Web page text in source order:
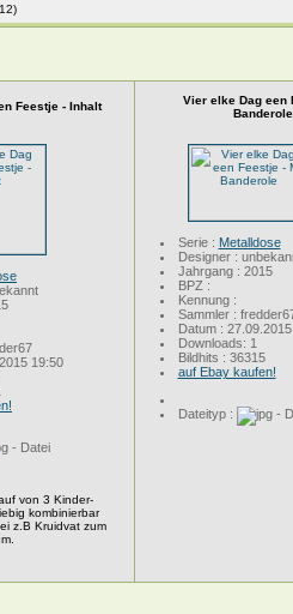
Feestje - Inhalt
19:50
von 3 Kinder-
kombinierbar
z.B Kruidvat zum
Vier elke Dag een
Banderole
Serie : Metalldose
Designer :
Jahrgang : 2015
BPZ :
Kennung :
Sammler :
Datum :
Downloads: 1
Bildhits : 36315
auf Ebay kaufen!
Dateityp :